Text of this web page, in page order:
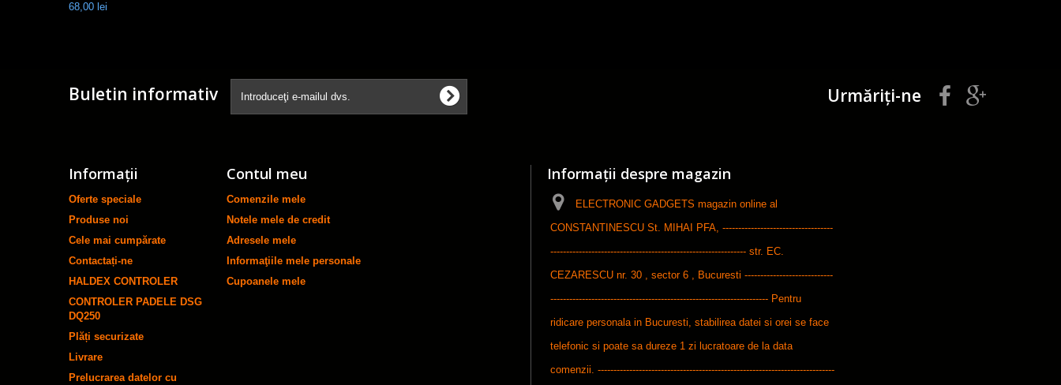
68,00 lei
Buletin informativ Urmăriți-ne
Informaţii
Oferte speciale
Produse noi
Cele mai cumpărate
Contactați-ne
HALDEX CONTROLER
CONTROLER PADELE DSG
DQ250
Plăți securizate
Livrare
Prelucrarea datelor cu
Contul meu
Comenzile mele
Notele mele de credit
Adresele mele
Informaţiile mele personale
Cupoanele mele
Informații despre magazin
ELECTRONIC GADGETS magazin online al
CONSTANTINESCU St. MIHAI PFA, -----------------------------------
-------------------------------------------------------------- str. EC.
CEZARESCU nr. 30 , sector 6 , Bucuresti ----------------------------
--------------------------------------------------------------------- Pentru
ridicare personala in Bucuresti, stabilirea datei si orei se face
telefonic si poate sa dureze 1 zi lucratoare de la data
comenzii. ---------------------------------------------------------------------------